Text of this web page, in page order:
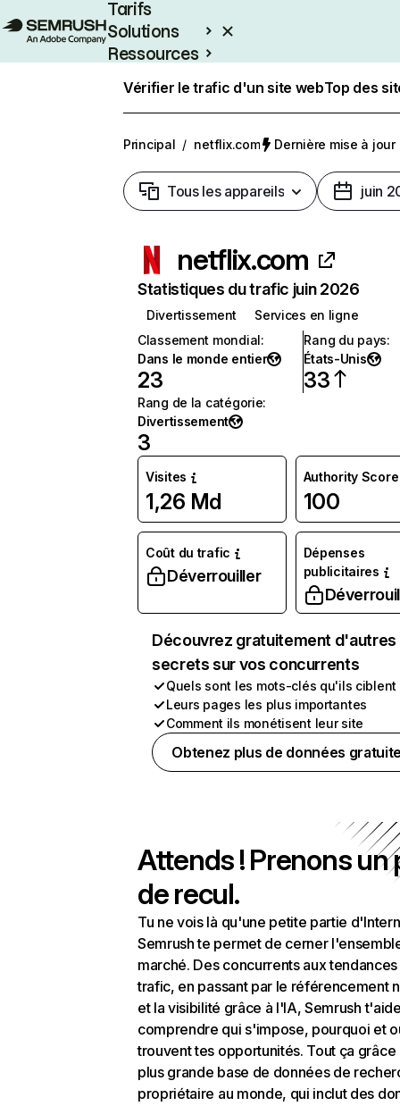
Tarifs
Solutions
Ressources
Vérifier le trafic d'un site webTop des
Principal / netflix.com Dernière mise à jour
Tous les appareils juin
netflix.com
Statistiques du trafic juin 2026
Divertissement
Services en ligne
Classement mondial:
Dans le monde entier
23
Rang du pays:
États-Unis
33
Rang de la catégorie:
Divertissement
3
Visites
1,26 Md
Authority Score
100
Coût du trafic
Déverrouiller
Dépenses
publicitaires
Découvrez gratuitement d'autres
secrets sur vos concurrents
Quels sont les mots-clés qu'ils ciblent
Leurs pages les plus importantes
Comment ils monétisent leur site
Obtenez plus de données
Attends ! Prenons un
de recul.
Tu ne vois là qu'une petite partie
Semrush te permet de cerner
marché. Des concurrents aux
trafic, en passant par le référencement
et la visibilité grâce à l'IA, Semrush
comprendre qui s'impose, pourquoi et
trouvent tes opportunités. Tout ça grâce
plus grande base de données de
propriétaire au monde, qui inclut des